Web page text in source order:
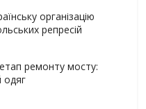
організацію
репресій
ремонту мосту:
одяг